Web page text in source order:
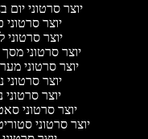
יוצר סרטוני יום
יוצר
יוצר סרטוני
יוצר סרטוני
יוצר סרטוני
יוצר סרטוני
יוצר סרטוני
יוצר סרטוני
יוצר סרטוני